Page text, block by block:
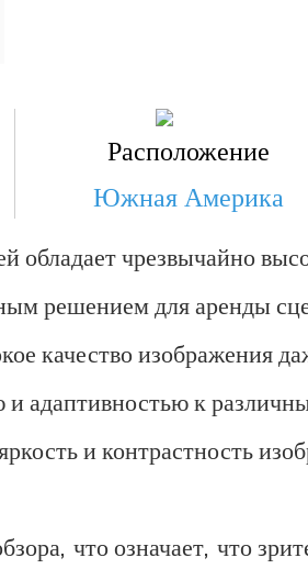
Расположение
Южная Америка
чрезвычайно
решением для аренды
качество изображения
адаптивностью к
и контрастность
что означает, что